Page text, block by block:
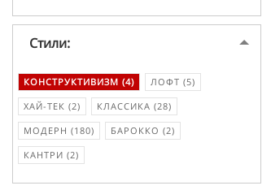
Стили:
КОНСТРУКТИВИЗМ (4)
ЛОФТ (5)
ХАЙ-ТЕК (2)
КЛАССИКА (28)
МОДЕРН (180)
БАРОККО (2)
КАНТРИ (2)